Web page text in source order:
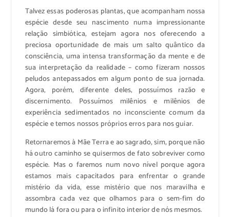
Talvez essas poderosas plantas, que acompanham nossa
espécie desde seu nascimento numa impressionante
relação simbiótica, estejam agora nos oferecendo a
preciosa oportunidade de mais um salto quântico da
consciência, uma intensa transformação da mente e de
sua interpretação da realidade – como fizeram nossos
peludos antepassados em algum ponto de sua jornada.
Agora, porém, diferente deles, possuímos razão e
discernimento. Possuímos milênios e milênios de
experiência sedimentados no inconsciente comum da
espécie e temos nossos próprios erros para nos guiar.
Retornaremos à Mãe Terra e ao sagrado, sim, porque não
há outro caminho se quisermos de fato sobreviver como
espécie. Mas o faremos num novo nível porque agora
estamos mais capacitados para enfrentar o grande
mistério da vida, esse mistério que nos maravilha e
assombra cada vez que olhamos para o sem-fim do
mundo lá fora ou para o infinito interior de nós mesmos.